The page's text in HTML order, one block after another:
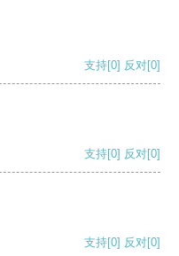
支持[0] 反对[0]
支持[0] 反对[0]
支持[0] 反对[0]